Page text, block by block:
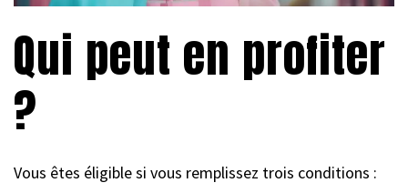
Qui peut en profiter
?
Vous êtes éligible si vous remplissez trois conditions :